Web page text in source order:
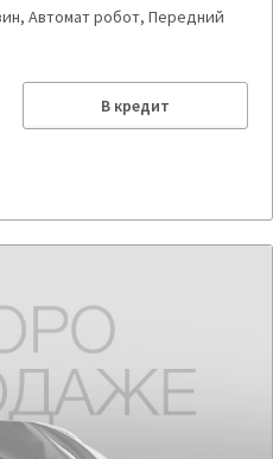
Автомат робот, Передний
В кредит